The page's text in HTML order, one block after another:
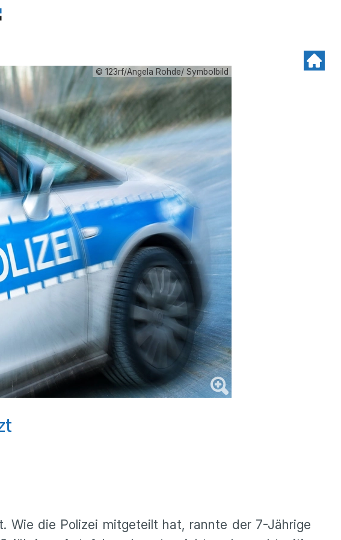
© 123rf/Angela Rohde/ Symbolbild
Wie die Polizei mitgeteilt hat, rannte der 7-Jährige